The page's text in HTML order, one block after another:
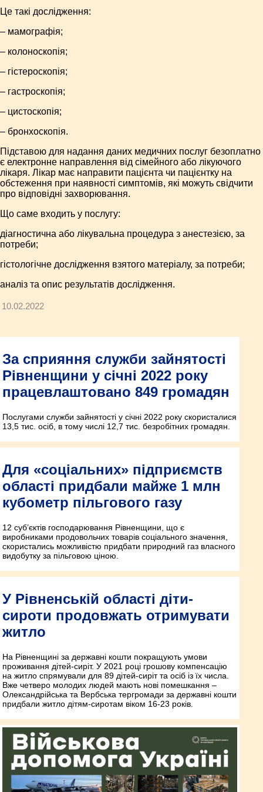
Це такі дослідження:
– мамографія;
– колоноскопія;
– гістероскопія;
– гастроскопія;
– цистоскопія;
– бронхоскопія.
Підставою для надання даних медичних послуг безоплатно
є електронне направлення від сімейного або лікуючого
лікаря. Лікар має направити пацієнта чи пацієнтку на
обстеження при наявності симптомів, які можуть свідчити
про відповідні захворювання.
Що саме входить у послугу:
діагностична або лікувальна процедура з анестезією, за
потреби;
гістологічне дослідження взятого матеріалу, за потреби;
аналіз та опис результатів дослідження.
10.02.2022
За сприяння служби зайнятості
Рівненщини у січні 2022 року
працевлаштовано 849 громадян
Послугами служби зайнятості у січні 2022 року скористалися
13,5 тис. осіб, в тому числі 12,7 тис. безробітних громадян.
Для «соціальних» підприємств
області придбали майже 1 млн
кубометр пільгового газу
12 суб’єктів господарювання Рівненщини, що є
виробниками продовольчих товарів соціального значення,
скористались можливістю придбати природний газ власного
видобутку за пільговою ціною.
У Рівненській області діти-
сироти продовжать отримувати
житло
На Рівненщині за державні кошти покращують умови
проживання дітей-сиріт. У 2021 році грошову компенсацію
на житло спрямували для 89 дітей-сиріт та осіб із їх числа.
Вже четверо молодих людей мають нові помешкання –
Олександрійська та Вербська тергромади за державні кошти
придбали житло дітям-сиротам віком 16-23 років.